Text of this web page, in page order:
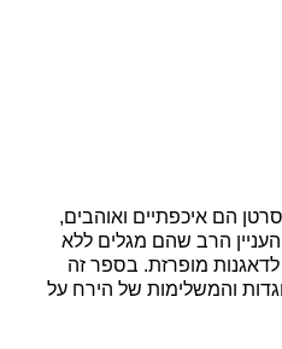
ילידי מזל סרטן הם איכפתיים ואוהבים,
הרב שהם מגלים ללא
מופרזת. בספר זה
והמשלימות של הירח על